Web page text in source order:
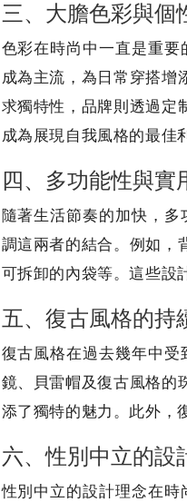
三、大膽色彩與個
色彩在時尚中一直是重
成為主流，為日常穿搭增
求獨特性，品牌則透過定
成為展現自我風格的最佳
四、多功能性與實
隨著生活節奏的加快，
調這兩者的結合。例如，
可拆卸的內袋等。這些設
五、復古風格的持
復古風格在過去幾年中
鏡、貝雷帽及復古風格的
添了獨特的魅力。此外，
六、性別中立的設
性別中立的設計理念在